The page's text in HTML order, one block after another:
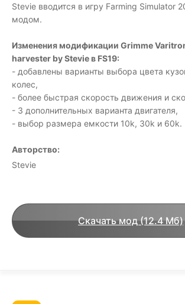
Stevie вводится в игру Farming Simulator
модом.
Изменения модификации Grimme
harvester by Stevie в FS19:
- добавлены варианты выбора цвета
колес,
- более быстрая скорость движения и
- 3 дополнительных варианта двигателя,
- выбор размера емкости 10k, 30k и 60k.
Авторство:
Stevie
Скачать мод (12.4 Мб)